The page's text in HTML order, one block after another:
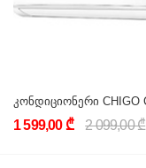
1 599,00 ₾ 2 099,00 ₾